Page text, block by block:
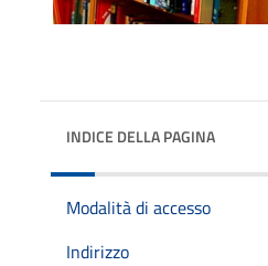
INDICE DELLA PAGINA
Modalità di accesso
Indirizzo